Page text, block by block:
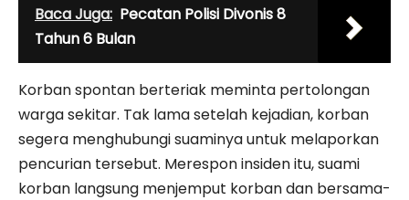
Baca Juga: Pecatan Polisi Divonis 8
Tahun 6 Bulan
Korban spontan berteriak meminta pertolongan
warga sekitar. Tak lama setelah kejadian, korban
segera menghubungi suaminya untuk melaporkan
pencurian tersebut. Merespon insiden itu, suami
korban langsung menjemput korban dan bersama-